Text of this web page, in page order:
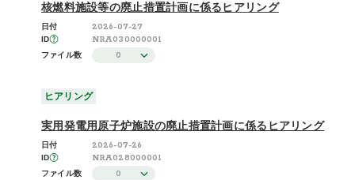
核燃料施設等の廃止措置計画に係るヒアリング
日付 2026-07-27
ID NRA030000001
ファイル数 0
ヒアリング
実用発電用原子炉施設の廃止措置計画に係るヒアリング
日付 2026-07-26
ID NRA028000001
ファイル数 0